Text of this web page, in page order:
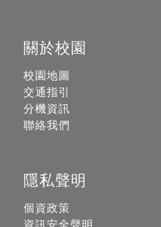
關於校園
校園地圖
交通指引
分機資訊
聯絡我們
隱私聲明
個資政策
資訊安全聲明